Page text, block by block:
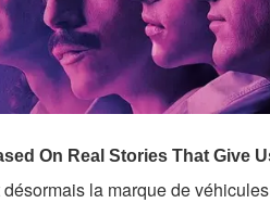
la marque de